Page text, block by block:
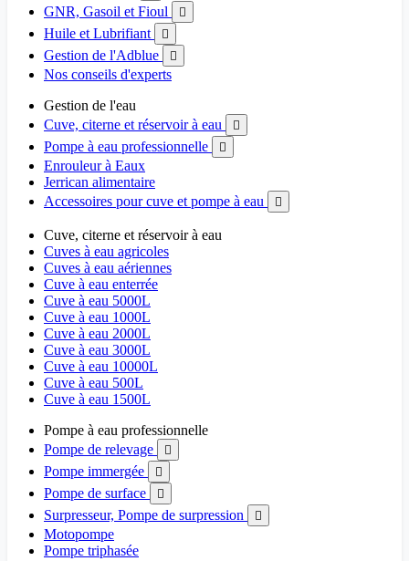
GNR, Gasoil et Fioul 
Huile et Lubrifiant 
Gestion de l'Adblue 
Nos conseils d'experts
Gestion de l'eau
Cuve, citerne et réservoir à eau

Pompe à eau professionnelle 
Enrouleur à Eaux
Jerrican alimentaire
Accessoires pour cuve et pompe à eau

Cuve, citerne et réservoir à eau
Cuves à eau agricoles
Cuves à eau aériennes
Cuve à eau enterrée
Cuve à eau 5000L
Cuve à eau 1000L
Cuve à eau 2000L
Cuve à eau 3000L
Cuve à eau 10000L
Cuve à eau 500L
Cuve à eau 1500L
Pompe à eau professionnelle
Pompe de relevage

Pompe immergée 
Pompe de surface 
Surpresseur, Pompe de surpression 
Motopompe
Pompe triphasée